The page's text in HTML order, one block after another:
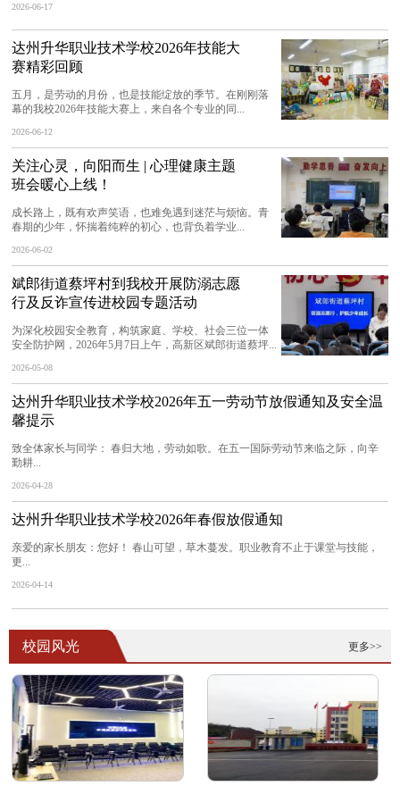
2026-06-17
达州升华职业技术学校2026年技能大
赛精彩回顾
五月，是劳动的月份，也是技能绽放的季节。在刚刚落
幕的我校2026年技能大赛上，来自各个专业的同...
2026-06-12
关注心灵，向阳而生 | 心理健康主题
班会暖心上线！
成长路上，既有欢声笑语，也难免遇到迷茫与烦恼。青
春期的少年，怀揣着纯粹的初心，也背负着学业...
2026-06-02
斌郎街道蔡坪村到我校开展防溺志愿
行及反诈宣传进校园专题活动
为深化校园安全教育，构筑家庭、学校、社会三位一体
安全防护网，2026年5月7日上午，高新区斌郎街道蔡坪...
2026-05-08
达州升华职业技术学校2026年五一劳动节放假通知及安全温
馨提示
致全体家长与同学： 春归大地，劳动如歌。在五一国际劳动节来临之际，向辛
勤耕...
2026-04-28
达州升华职业技术学校2026年春假放假通知
亲爱的家长朋友：您好！ 春山可望，草木蔓发。职业教育不止于课堂与技能，
更...
2026-04-14
更多>>
校园风光